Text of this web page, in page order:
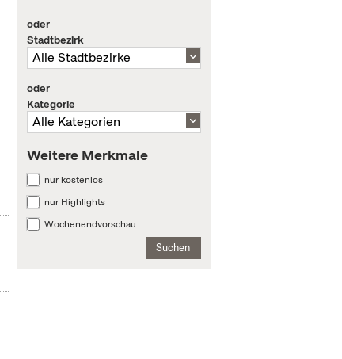
oder
Stadtbezirk
oder
Kategorie
Weitere Merkmale
nur kostenlos
nur Highlights
Wochenendvorschau
Suchen